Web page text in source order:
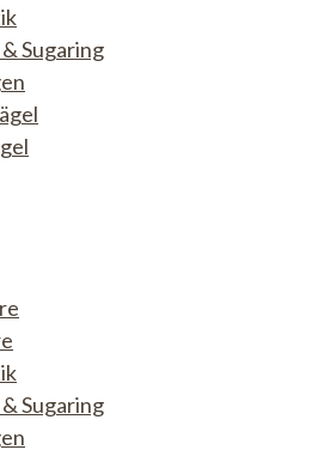
Sugaring
Sugaring